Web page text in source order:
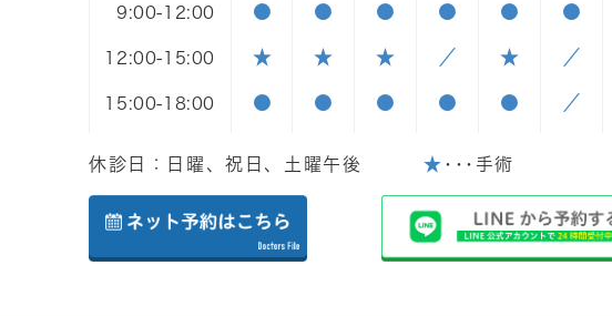
9:00-12:00 ● ● ● ● ● ●
12:00-15:00 ★ ★ ★ ／ ★ ／
15:00-18:00 ● ● ● ● ● ／
休診日：日曜、祝日、土曜午後 ★ ･･･手術